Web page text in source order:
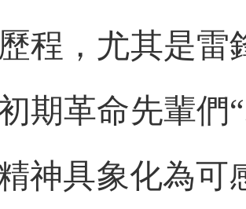
程，尤其是雷
期革命先輩們
神具象化為可